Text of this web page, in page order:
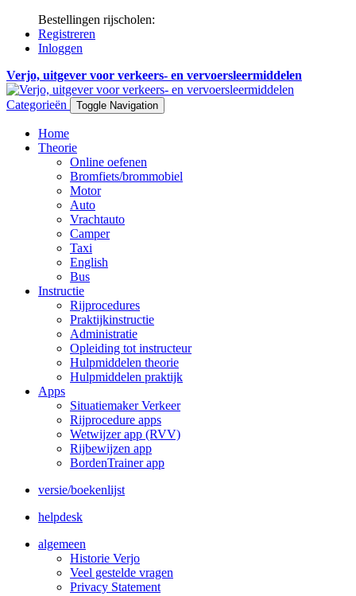
Bestellingen rijscholen:
Registreren
Inloggen
Verjo, uitgever voor verkeers- en vervoersleermiddelen
Categorieën Toggle Navigation
Home
Theorie
Online oefenen
Bromfiets/brommobiel
Motor
Auto
Vrachtauto
Camper
Taxi
English
Bus
Instructie
Rijprocedures
Praktijkinstructie
Administratie
Opleiding tot instructeur
Hulpmiddelen theorie
Hulpmiddelen praktijk
Apps
Situatiemaker Verkeer
Rijprocedure apps
Wetwijzer app (RVV)
Rijbewijzen app
BordenTrainer app
versie/boekenlijst
helpdesk
algemeen
Historie Verjo
Veel gestelde vragen
Privacy Statement